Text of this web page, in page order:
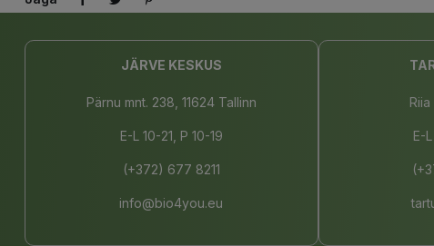
JÄRVE KESKUS
Pärnu mnt. 238, 11624 Tallinn
E-L 10-21, P 10-19
(+372) 677 8211
info@bio4you.eu
E-